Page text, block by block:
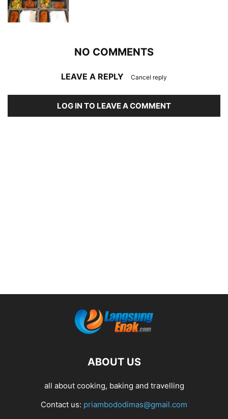
NO COMMENTS
LEAVE A REPLY Cancel reply
LOG IN TO LEAVE A COMMENT
ABOUT US
all about cooking, baking and travelling
Contact us: priambododimas@gmail.com